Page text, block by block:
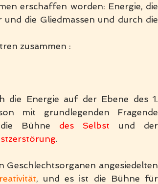
erschaffen worden: Energie, die
die Gliedmassen und durch die
zusammen :
die Energie auf der Ebene des 1.
Bühne des Selbst
.